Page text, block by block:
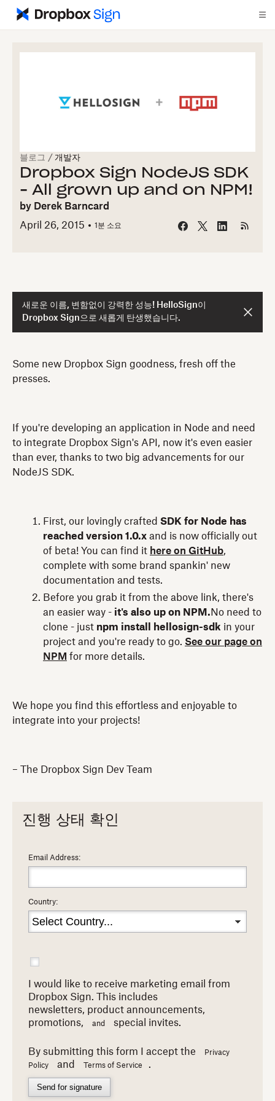
블로그 / 개발자
Dropbox Sign NodeJS SDK
- All grown up and on NPM!
by Derek Barncard
April 26, 2015
1 분 소요
새로운 이름, 변함없이 강력한 성능! HelloSign이
Dropbox Sign으로 새롭게 탄생했습니다.
Some new Dropbox Sign goodness, fresh off the
presses.
If you're developing an application in Node and need
to integrate Dropbox Sign's API, now it's even easier
than ever, thanks to two big advancements for our
NodeJS SDK.
First, our lovingly crafted SDK for Node has
reached version 1.0.x and is now officially out
of beta! You can find it here on GitHub,
complete with some brand spankin' new
documentation and tests.
Before you grab it from the above link, there's
an easier way - it's also up on NPM. No need to
clone - just npm install hellosign-sdk in your
project and you're ready to go. See our page on
NPM for more details.
We hope you find this effortless and enjoyable to
integrate into your projects!
– The Dropbox Sign Dev Team
진행 상태 확인
Email Address:
Country:
I would like to receive marketing email from
Dropbox Sign. This includes
newsletters, product announcements,
promotions,
and special invites.
By submitting this form I accept the
Privacy
Policy
and Terms of Service .
Send for signature